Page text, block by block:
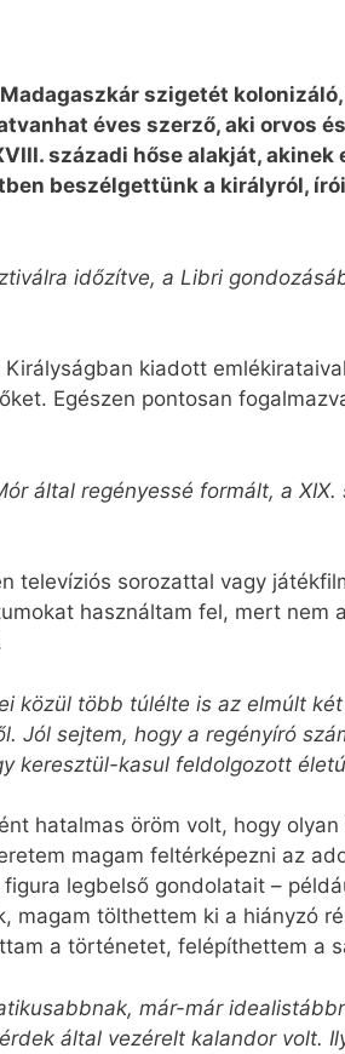
szigetét
éves szerző, aki orvos
századi hőse alakját, akinek
beszélgettünk a királyról,
időzítve, a Libri
kiadott
Egészen pontosan
által regényessé formált, a
televíziós sorozattal vagy
használtam fel, mert nem
közül több túlélte is az elmúlt
Jól sejtem, hogy a regényíró
keresztül-kasul feldolgozott
hatalmas öröm volt, hogy
magam feltérképezni az
legbelső gondolatait –
magam tölthettem ki a hiányzó
a történetet, felépíthettem a
már-már
által vezérelt kalandor volt.